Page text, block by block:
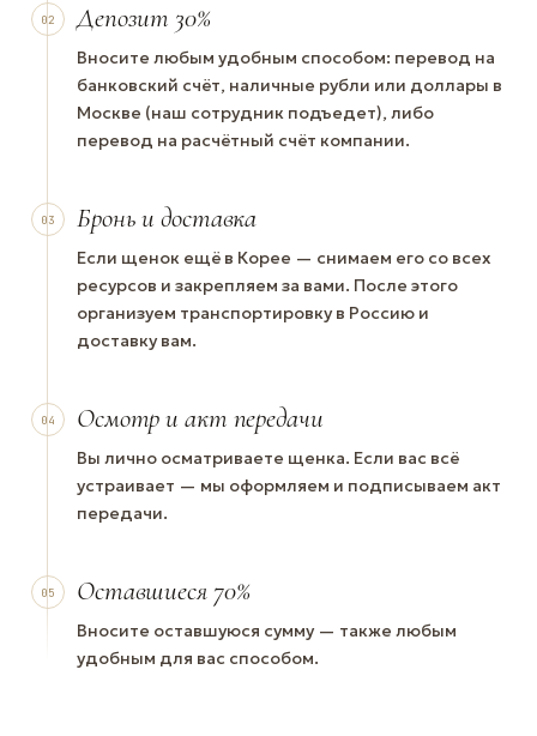
02 Депозит 30%
Вносите любым удобным способом: перевод на
банковский счёт, наличные рубли или доллары в
Москве (наш сотрудник подъедет), либо
перевод на расчётный счёт компании.
03 Бронь и доставка
Если щенок ещё в Корее — снимаем его со всех
ресурсов и закрепляем за вами. После этого
организуем транспортировку в Россию и
доставку вам.
04 Осмотр и акт передачи
Вы лично осматриваете щенка. Если вас всё
устраивает — мы оформляем и подписываем акт
передачи.
05 Оставшиеся 70%
Вносите оставшуюся сумму — также любым
удобным для вас способом.